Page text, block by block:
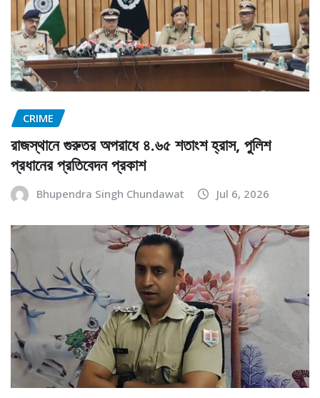
CRIME
রাজস্থানে গুরুতর অপরাধে ৪.৬৫ শতাংশ হ্রাস, পুলিশ
প্রধানের প্রতিবেদন প্রকাশ
Bhupendra Singh Chundawat Jul 6, 2026